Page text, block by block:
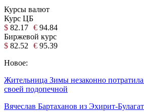
Курсы валют
Курс ЦБ
$ 82.17 € 94.84
Биржевой курс
$ 82.52 € 95.39
Новое:
Жительница Зимы незаконно
своей подопечной
Вячеслав Бартаханов из Эхирит-